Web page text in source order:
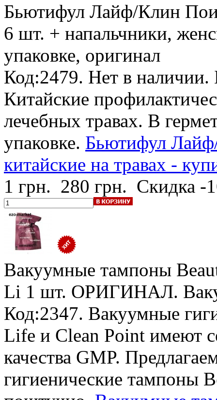
Бьютифул Лайф/Клин
6 шт. + напальчники,
упаковке, оригинал
Код:2479. Нет в наличии.
Китайские
лечебных травах. В
упаковке. Бьютифул
китайские на травах -
1 грн. 280 грн. Скидка -
Вакуумные тампоны
Li 1 шт. ОРИГИНАЛ.
Код:2347. Вакуумные
Life и Clean Point имеют
качества GMP.
гигиенические тампоны